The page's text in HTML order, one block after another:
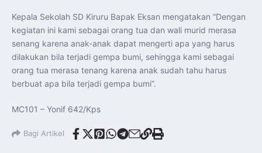
Kepala Sekolah SD Kiruru Bapak Eksan mengatakan “Dengan
kegiatan ini kami sebagai orang tua dan wali murid merasa
senang karena anak-anak dapat mengerti apa yang harus
dilakukan bila terjadi gempa bumi, sehingga kami sebagai
orang tua merasa tenang karena anak sudah tahu harus
berbuat apa bila terjadi gempa bumi”.
MC101 – Yonif 642/Kps
Bagi Artikel